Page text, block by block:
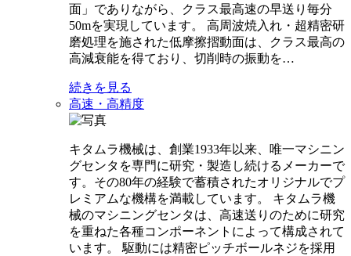
面」でありながら、クラス最高速の早送り毎分
50mを実現しています。 高周波焼入れ・超精密研
磨処理を施された低摩擦摺動面は、クラス最高の
高減衰能を得ており、切削時の振動を…
続きを見る
高速・高精度
キタムラ機械は、創業1933年以来、唯一マシニン
グセンタを専門に研究・製造し続けるメーカーで
す。その80年の経験で蓄積されたオリジナルでプ
レミアムな機構を満載しています。 キタムラ機
械のマシニングセンタは、高速送りのために研究
を重ねた各種コンポーネントによって構成されて
います。 駆動には精密ピッチボールネジを採用